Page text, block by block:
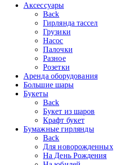
Аксессуары
Back
Гирлянда тассел
Грузики
Насос
Палочки
Разное
Розетки
Аренда оборудования
Большие шары
Букеты
Back
Букет из шаров
Крафт букет
Бумажные гирлянды
Back
Для новорожденных
На День Рождения